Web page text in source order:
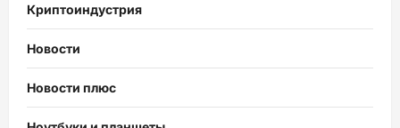
Криптоиндустрия
Новости
Новости плюс